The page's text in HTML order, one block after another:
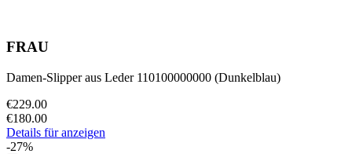
FRAU
Damen-Slipper aus Leder 110100000000 (Dunkelblau)
€229.00
€180.00
Details für anzeigen
-27%